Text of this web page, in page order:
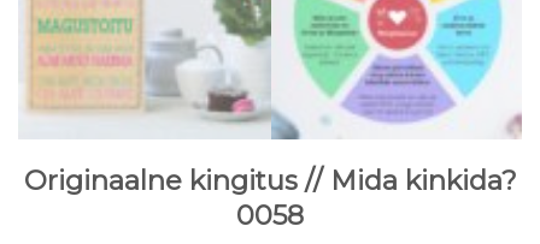
Originaalne kingitus // Mida kinkida?
0058